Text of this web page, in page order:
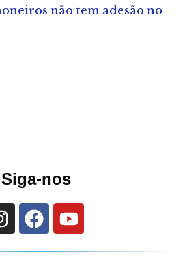
não tem adesão no
Siga-nos